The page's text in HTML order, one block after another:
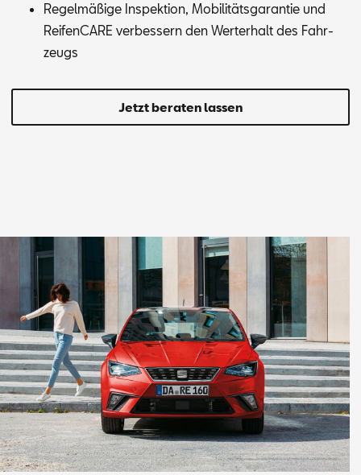
Re­gel­mä­ßi­ge In­spek­ti­on, Mo­bi­li­täts­ga­ran­tie und
Rei­fen­CA­RE ver­bes­sern den Wert­erhalt des Fahr­
zeugs
Jetzt beraten lassen